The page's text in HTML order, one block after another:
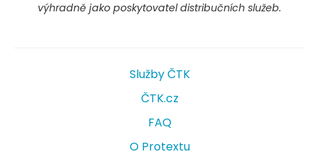
výhradně jako poskytovatel distribučních služeb.
Služby ČTK
ČTK.cz
FAQ
O Protextu